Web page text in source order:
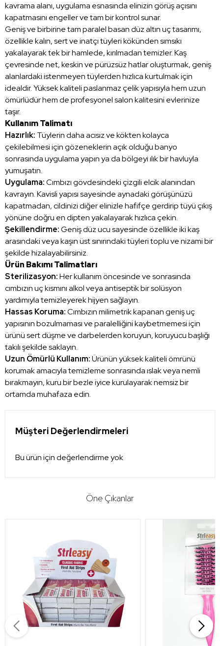
kavrama alanı, uygulama esnasında elinizin görüş açısını
kapatmasını engeller ve tam bir kontrol sunar.
Geniş ve birbirine tam paralel basan düz altın uç tasarımı,
özellikle kalın, sert ve inatçı tüyleri kökünden sımsıkı
yakalayarak tek bir hamlede, kırılmadan temizler. Kaş
çevresinde net, keskin ve pürüzsüz hatlar oluşturmak, geniş
alanlardaki istenmeyen tüylerden hızlıca kurtulmak için
idealdir. Yüksek kaliteli paslanmaz çelik yapısıyla hem uzun
ömürlüdür hem de profesyonel salon kalitesini evlerinize
taşır.
Kullanım Talimatı
Hazırlık: Tüylerin daha acısız ve kökten kolayca
çekilebilmesi için gözeneklerin açık olduğu banyo
sonrasında uygulama yapın ya da bölgeyi ılık bir havluyla
yumuşatın.
Uygulama:Cımbızı gövdesindeki çizgili elcik alanından
kavrayın. Kavisli yapısı sayesinde aynadaki görüşünüzü
kapatmadan, cildinizi diğer elinizle hafifçe gerdirip tüyü çıkış
yönüne doğru en dipten yakalayarak hızlıca çekin.
Şekillendirme:Geniş düz ucu sayesinde özellikle iki kaş
arasındaki veya kaşın üst sınırındaki tüyleri toplu ve nizami bir
şekilde hizalayabilirsiniz.
Ürün Bakımı Talimatları
Sterilizasyon:Her kullanım öncesinde ve sonrasında
cımbızın uç kısmını alkol veya antiseptik bir solüsyon
yardımıyla temizleyerek hijyen sağlayın.
Hassas Koruma:Cımbızın milimetrik kapanan geniş uç
yapısının bozulmaması ve paralelliğini kaybetmemesi için
ürünü sert düşme ve darbelerden koruyun, koruyucu başlığı
takılı şekilde saklayın.
Uzun Ömürlü Kullanım:Ürünün yüksek kaliteli ömrünü
korumak amacıyla temizleme sonrasında ıslak veya nemli
bırakmayın, kuru bir bezle iyice kurulayarak nemsiz bir
ortamda muhafaza edin.
Müşteri Değerlendirmeleri
Bu ürün için değerlendirme yok
Öne Çıkanlar